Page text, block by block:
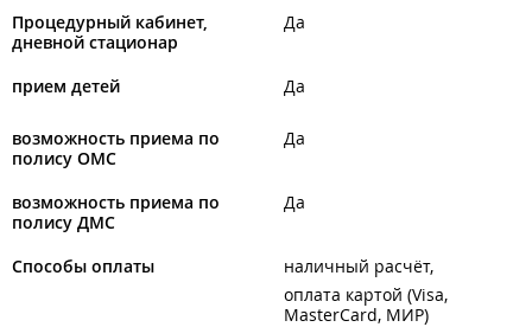
Процедурный кабинет,
дневной стационар
Да
прием детей Да
возможность приема по
полису ОМС
Да
возможность приема по
полису ДМС
Да
Способы оплаты
наличный расчёт
оплата картой (Visa,
MasterCard, МИР)